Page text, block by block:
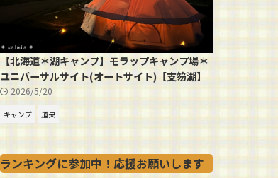
【北海道＊湖キャンプ】モラップキャンプ場＊
ユニバーサルサイト(オートサイト)【支笏湖】
2026/5/20
キャンプ 道央
ランキングに参加中！応援お願いします